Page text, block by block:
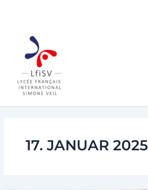
17. JANUAR 2025